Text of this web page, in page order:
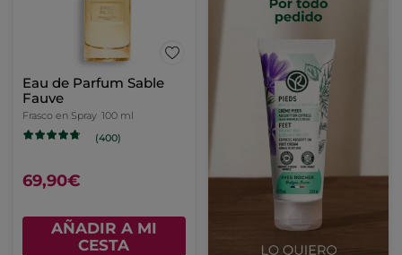
Eau de Parfum Sable
Fauve
Frasco en Spray 100 ml
(400)
69,90€
AÑADIR A MI
CESTA